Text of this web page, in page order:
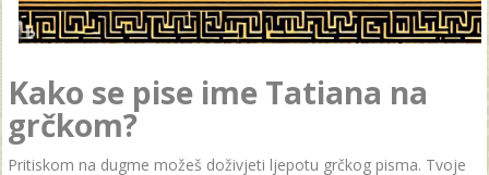
Kako se pise ime Tatiana na
grčkom?
Pritiskom na dugme možeš doživjeti ljepotu grčkog pisma. Tvoje